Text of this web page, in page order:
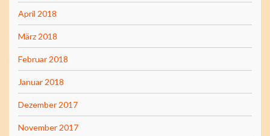
April 2018
März 2018
Februar 2018
Januar 2018
Dezember 2017
November 2017